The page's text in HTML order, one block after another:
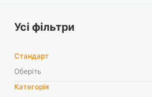
Усі фільтри
Стандарт
Оберіть
Категорія